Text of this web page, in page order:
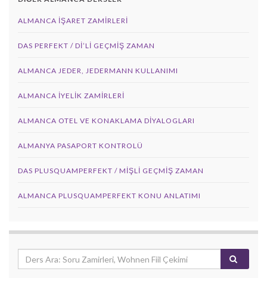
ALMANCA İŞARET ZAMIRLERI
DAS PERFEKT / Dİ’Lİ GEÇMİŞ ZAMAN
ALMANCA JEDER, JEDERMANN KULLANIMI
ALMANCA İYELIK ZAMIRLERI
ALMANCA OTEL VE KONAKLAMA DIYALOGLARI
ALMANYA PASAPORT KONTROLÜ
DAS PLUSQUAMPERFEKT / MİŞLİ GEÇMİŞ ZAMAN
ALMANCA PLUSQUAMPERFEKT KONU ANLATIMI